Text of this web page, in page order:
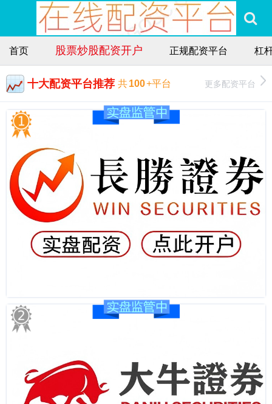
首页 股票炒股配资开户 正规配资平台 杠
十大配资平台推荐 共100+平台 更多配资平台